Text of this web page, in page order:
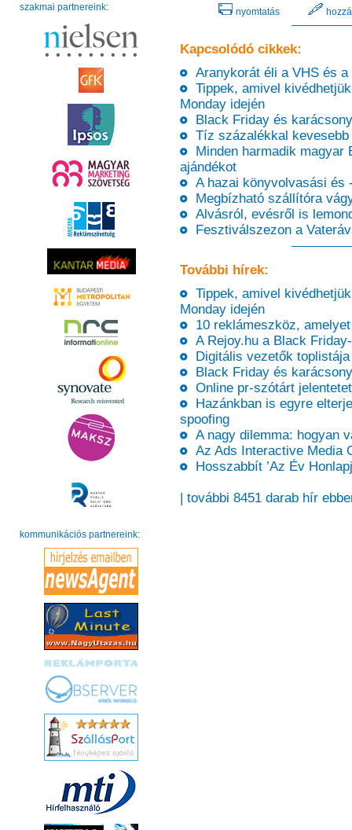
szakmai partnereink:
kommunikációs partnereink:
nyomtatás
Kapcsolódó cikkek:
Aranykorát éli a VHS és a
Tippek, amivel
Monday idején
Black Friday és
Tíz százalékkal kevesebb
Minden harmadik magyar
ajándékot
A hazai könyvolvasási és
Megbízható szállítóra
Alvásról, evésről is
Fesztiválszezon a
További hírek:
Tippek, amivel
Monday idején
10 reklámeszköz, amelyet
A Rejoy.hu a Black
Digitális vezetők toplistája
Black Friday és
Online pr-szótárt
Hazánkban is egyre
spoofing
A nagy dilemma: hogyan
Az Ads Interactive Media
Hosszabbít ’Az Év
| további 8451 darab hír